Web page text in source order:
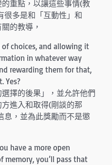
重點，以讓這些事情(教
很多是和「互動性」和
的教導，
choices, and allowing it
in whatever way
rewarding them for that,
Yes?
擇的後果」，並允許他們
進入和取得(剛談的那
息，並為此獎勵而不是懲
have a more open
you’ll pass that